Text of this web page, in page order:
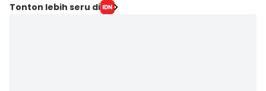
Tonton lebih seru di